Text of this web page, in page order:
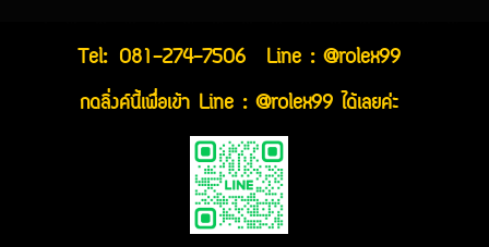
Tel: 081-274-7506
Line : @rolex99
กดลิ่งค์นี้เพื่อเข้า Line : @rolex99 ได้เลยค่ะ